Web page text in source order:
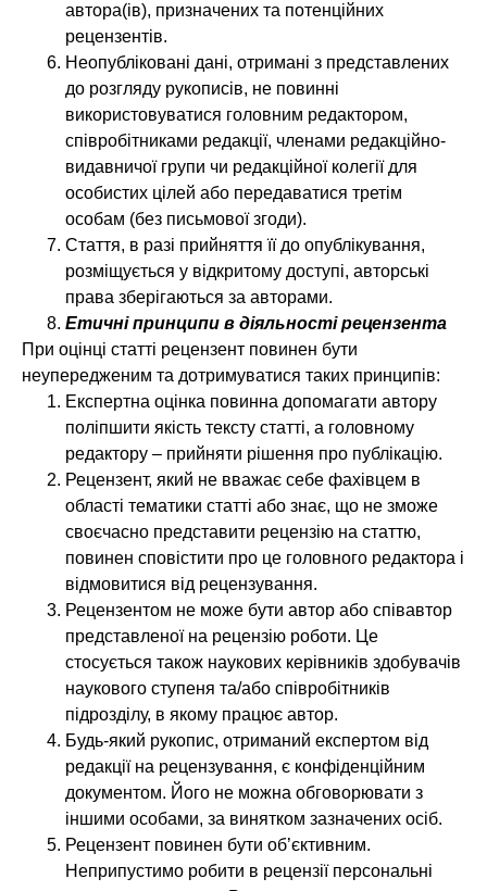
автора(ів), призначених та потенційних
рецензентів.
Неопубліковані дані, отримані з представлених
до розгляду рукописів, не повинні
використовуватися головним редактором,
співробітниками редакції, членами редакційно-
видавничої групи чи редакційної колегії для
особистих цілей або передаватися третім
особам (без письмової згоди).
Стаття, в разі прийняття її до опублікування,
розміщується у відкритому доступі, авторські
права зберігаються за авторами.
Етичні принципи в діяльності рецензента
При оцінці статті рецензент повинен бути
неупередженим та дотримуватися таких принципів:
Експертна оцінка повинна допомагати автору
поліпшити якість тексту статті, а головному
редактору – прийняти рішення про публікацію.
Рецензент, який не вважає себе фахівцем в
області тематики статті або знає, що не зможе
своєчасно представити рецензію на статтю,
повинен сповістити про це головного редактора і
відмовитися від рецензування.
Рецензентом не може бути автор або співавтор
представленої на рецензію роботи. Це
стосується також наукових керівників здобувачів
наукового ступеня та/або співробітників
підрозділу, в якому працює автор.
Будь-який рукопис, отриманий експертом від
редакції на рецензування, є конфіденційним
документом. Його не можна обговорювати з
іншими особами, за винятком зазначених осіб.
Рецензент повинен бути об’єктивним.
Неприпустимо робити в рецензії персональні